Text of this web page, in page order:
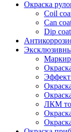
Окраска
Coil
Can
Dip
Эффект
ЛКМ